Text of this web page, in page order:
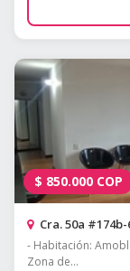
$ 850.000 COP
Cra. 50a
- Habitación:
Zona de...